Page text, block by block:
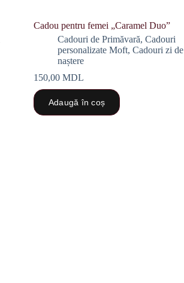
Cadou pentru femei „Caramel Duo”
Cadouri de Primăvară, Cadouri
personalizate Moft, Cadouri zi de
naștere
150,00 MDL
Adaugă în coș